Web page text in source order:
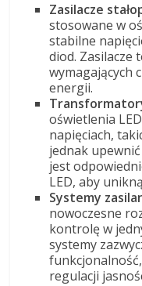
Zasilacze
stosowane w
stabilne
diod. Zasilacze
wymagających
energii.
oświetlenia
napięciach,
jednak
jest
LED, aby
Systemy
nowoczesne
kontrolę w
systemy
regulacji